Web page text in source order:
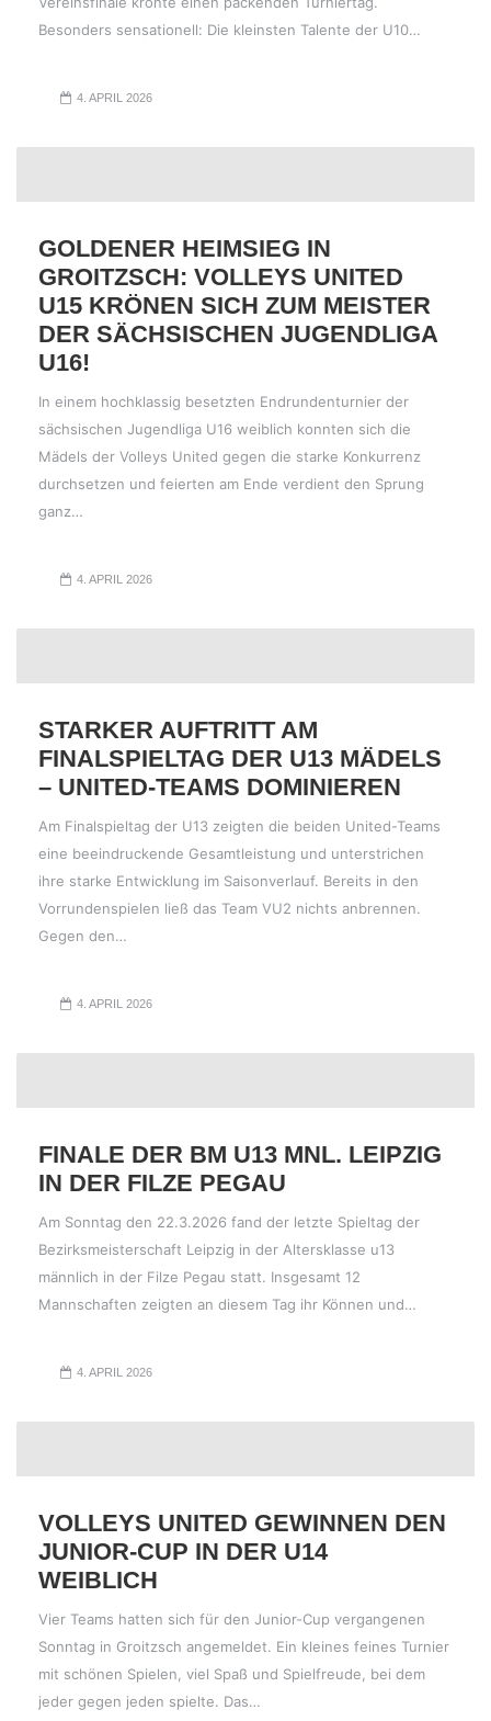
Besonders sensationell: Die kleinsten Talente der U10…
4. APRIL 2026
GOLDENER HEIMSIEG IN
GROITZSCH: VOLLEYS UNITED
U15 KRÖNEN SICH ZUM MEISTER
DER SÄCHSISCHEN JUGENDLIGA
U16!
In einem hochklassig besetzten Endrundenturnier der
sächsischen Jugendliga U16 weiblich konnten sich die
Mädels der Volleys United gegen die starke Konkurrenz
durchsetzen und feierten am Ende verdient den Sprung
ganz…
4. APRIL 2026
STARKER AUFTRITT AM
FINALSPIELTAG DER U13 MÄDELS
– UNITED-TEAMS DOMINIEREN
Am Finalspieltag der U13 zeigten die beiden United-Teams
eine beeindruckende Gesamtleistung und unterstrichen
ihre starke Entwicklung im Saisonverlauf. Bereits in den
Vorrundenspielen ließ das Team VU2 nichts anbrennen.
Gegen den…
4. APRIL 2026
FINALE DER BM U13 MNL. LEIPZIG
IN DER FILZE PEGAU
Am Sonntag den 22.3.2026 fand der letzte Spieltag der
Bezirksmeisterschaft Leipzig in der Altersklasse u13
männlich in der Filze Pegau statt. Insgesamt 12
Mannschaften zeigten an diesem Tag ihr Können und…
4. APRIL 2026
VOLLEYS UNITED GEWINNEN DEN
JUNIOR-CUP IN DER U14
WEIBLICH
Vier Teams hatten sich für den Junior-Cup vergangenen
Sonntag in Groitzsch angemeldet. Ein kleines feines Turnier
mit schönen Spielen, viel Spaß und Spielfreude, bei dem
jeder gegen jeden spielte. Das…